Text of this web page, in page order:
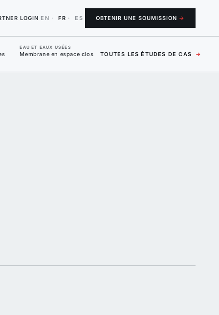
LOGIN EN · FR · ES OBTENIR UNE SOUMISSION →
EAU ET EAUX USÉES
Membrane en espace clos TOUTES LES ÉTUDES DE CAS →